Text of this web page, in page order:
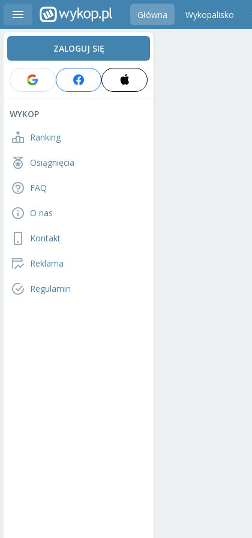
Główna Wykopalisko
ZALOGUJ SIĘ
WYKOP
Ranking
Osiągnięcia
FAQ
O nas
Kontakt
Reklama
Regulamin